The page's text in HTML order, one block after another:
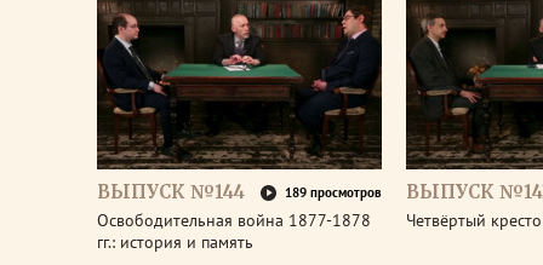
ВЫПУСК №144 189 просмотров
Освободительная война 1877-1878
гг.: история и память
ВЫПУСК
Четвёртый